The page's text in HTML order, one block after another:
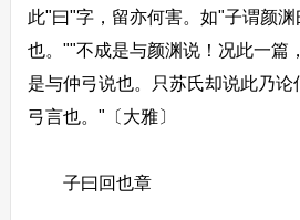
此"曰"字，留亦何害。如"子谓颜
也。""不成是与颜渊说！况此一篇
是与仲弓说也。只苏氏却说此乃论
弓言也。"〔大雅〕
子曰回也章